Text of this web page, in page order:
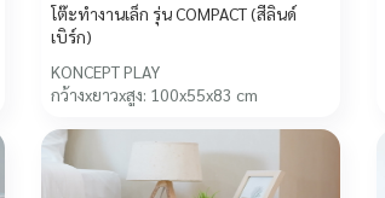
โต๊ะทำงานเล็ก รุ่น COMPACT (สีลินด์
เบิร์ก)
KONCEPT PLAY
กว้างxยาวxสูง: 100x55x83 cm